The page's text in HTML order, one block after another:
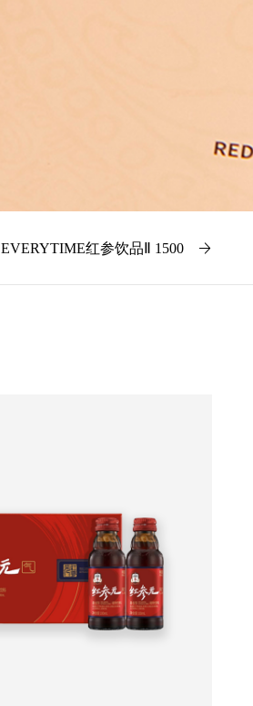
EVERYTIME红参饮品Ⅱ 1500